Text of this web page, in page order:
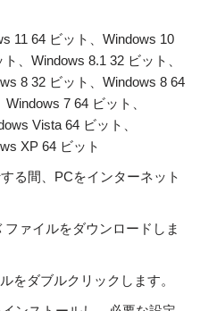
11 64 ビット、Windows 10
、Windows 8.1 32 ビット、
8 32 ビット、Windows 8 64
7 64 ビット、
Vista 64 ビット、
XP 64 ビット
る間、PCをインターネット
ァイルをダウンロードしま
をダブルクリックします。